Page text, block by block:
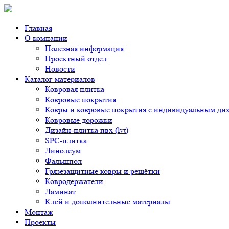
Главная
О компании
Полезная информация
Проектный отдел
Новости
Каталог материалов
Ковровая плитка
Ковровые покрытия
Ковры и ковровые покрытия с индивидуальным
Ковровые дорожки
Дизайн-плитка пвх (lvt)
SPC-плитка
Линолеум
Фальшпол
Грязезащитные ковры и решётки
Ковродержатели
Ламинат
Клей и дополнительные материалы
Монтаж
Проекты